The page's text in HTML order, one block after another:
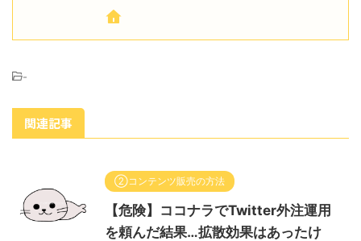
-
関連記事
②コンテンツ販売の方法
【危険】ココナラでTwitter外注運用
を頼んだ結果…拡散効果はあったけ